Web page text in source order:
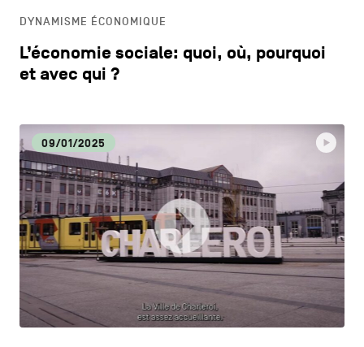
LIFESTYLE
DYNAMISME ÉCONOMIQUE
L’économie sociale: quoi, où, pourquoi
et avec qui ?
09/01/2025